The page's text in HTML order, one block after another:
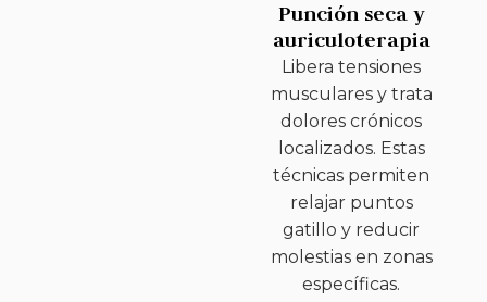
Punción seca y
auriculoterapia
Libera tensiones
musculares y trata
dolores crónicos
localizados. Estas
técnicas permiten
relajar puntos
gatillo y reducir
molestias en zonas
específicas.